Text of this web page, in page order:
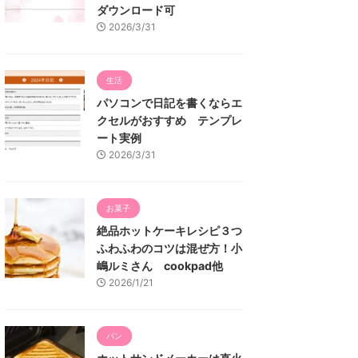
ダウンロード可
2026/3/31
生活
パソコンで日記を書くならエ
クセルがおすすめ テンプレ
ート実例
2026/3/31
お菓子
絶品ホットケーキレシピ３つ
ふわふわのコツは混ぜ方！小
嶋ルミさん cookpad他
2026/1/21
パン